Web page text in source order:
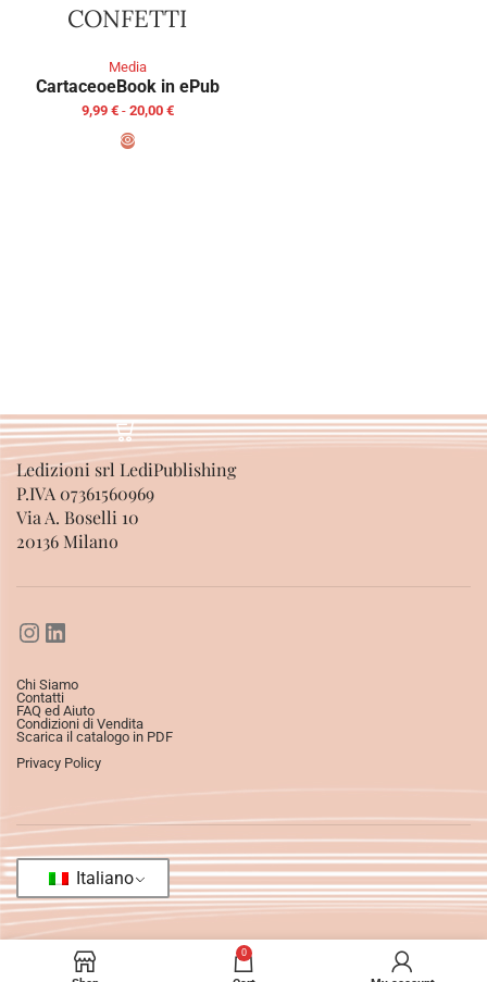
CONFETTI
Media
CartaceoeBook in ePub
9,99 € - 20,00 €
Ledizioni srl LediPublishing
P.IVA 07361560969
Via A. Boselli 10
20136 Milano
Chi Siamo
Contatti
FAQ ed Aiuto
Condizioni di Vendita
Scarica il catalogo in PDF
Privacy Policy
Italiano
0